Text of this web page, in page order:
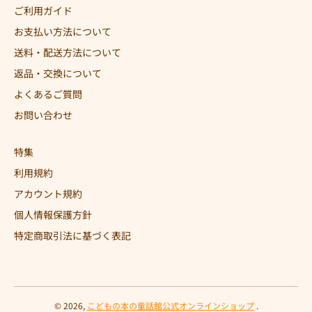
ご利用ガイド
お支払い方法について
送料・配送方法について
返品・交換について
よくあるご質問
お問い合わせ
特集
利用規約
アカウント規約
個人情報保護方針
特定商取引法に基づく表記
© 2026, こどもの本の童話館公式オンラインショップ .